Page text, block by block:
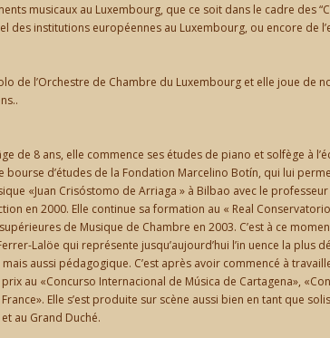
musicaux au Luxembourg, que ce soit dans le cadre des
des institutions européennes au Luxembourg, ou encore de
de l’Orchestre de Chambre du Luxembourg et elle joue de
de 8 ans, elle commence ses études de piano et solfège à
bourse d’études de la Fondation Marcelino Botín, qui lui
«Juan Crisóstomo de Arriaga » à Bilbao avec le
en 2000. Elle continue sa formation au « Real
de Musique de Chambre en 2003. C’est à ce
Lalöe qui représente jusqu’aujourd’hui l’in uence la plus
aussi pédagogique. C’est après avoir commencé à
au «Concurso Internacional de Música de Cartagena»,
Elle s’est produite sur scène aussi bien en tant que
au Grand Duché.